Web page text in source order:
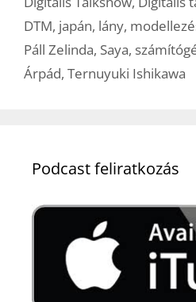
DTM, japán, lány,
Páll Zelinda, Saya,
Árpád, Ternuyuki Ishikawa
Podcast feliratkozás